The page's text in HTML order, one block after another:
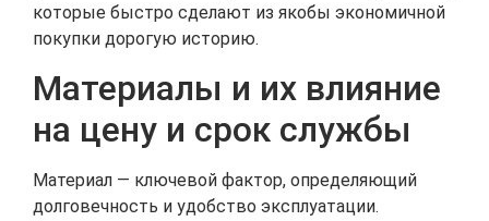
которые быстро сделают из якобы экономичной
покупки дорогую историю.
Материалы и их влияние
на цену и срок службы
Материал — ключевой фактор, определяющий
долговечность и удобство эксплуатации.